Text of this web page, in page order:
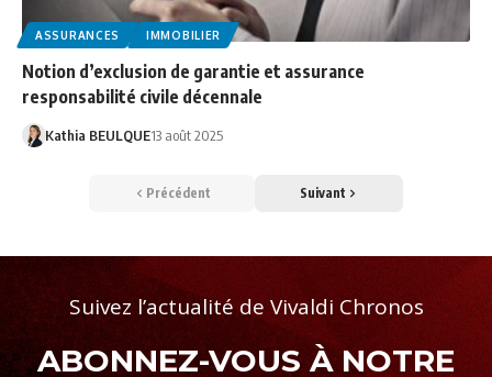
ASSURANCES IMMOBILIER
Notion d’exclusion de garantie et assurance
responsabilité civile décennale
Kathia BEULQUE13 août 2025
Précédent Suivant
Suivez l’actualité de Vivaldi Chronos
ABONNEZ-VOUS À NOTRE